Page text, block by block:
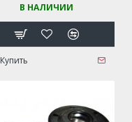
В НАЛИЧИИ
Купить